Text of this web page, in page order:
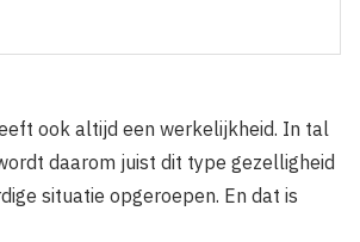
ook altijd een werkelijkheid. In tal
daarom juist dit type gezelligheid
situatie opgeroepen. En dat is